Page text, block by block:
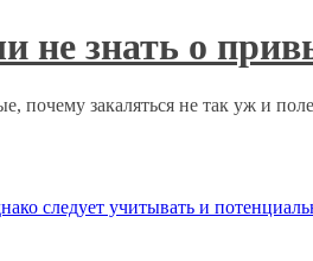
не знать о
закаляться не так уж и
следует учитывать и